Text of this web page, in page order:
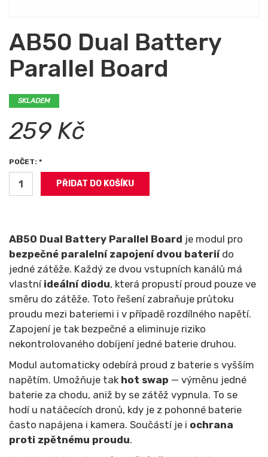
AB50 Dual Battery
Parallel Board
SKLADEM
259 Kč
POČET: *
AB50 Dual Battery Parallel Board je modul pro
bezpečné paralelní zapojení dvou bateriído
jedné zátěže. Každý ze dvou vstupních kanálů má
vlastní ideální diodu, která propustí proud pouze ve
směru do zátěže. Toto řešení zabraňuje průtoku
proudu mezi bateriemi i v případě rozdílného napětí.
Zapojení je tak bezpečné a eliminuje riziko
nekontrolovaného dobíjení jedné baterie druhou.
Modul automaticky odebírá proud z baterie s vyšším
napětím. Umožňuje tak hot swap — výměnu jedné
baterie za chodu, aniž by se zátěž vypnula. To se
hodí u natáčecích dronů, kdy je z pohonné baterie
často napájena i kamera. Součástí je i ochrana
proti zpětnému proudu.